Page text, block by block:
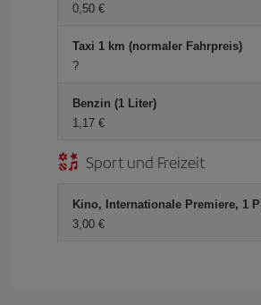
0,50 €
Taxi 1 km (normaler Fahrpreis)
?
Benzin (1 Liter)
1,17 €
Sport und Freizeit
Kino, Internationale Premiere, 1
3,00 €